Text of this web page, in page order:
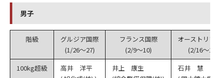
男子
階級
グルジア国際
(1/26～27)
フランス国際
(2/9～10)
オーストリア
(2/16～17)
100kg超級
高井 洋平
井上 康生
石井 慧